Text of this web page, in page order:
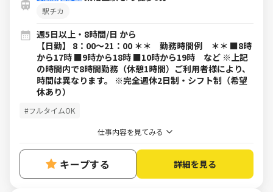
駅チカ
週5日以上・8時間/日 から
【日勤】 8：00～21：00 ＊＊ 勤務時間例 ＊＊ ■8時
から17時 ■9時から18時 ■10時から19時 など ※上記
の時間内で8時間勤務（休憩1時間）ご利用者様により、
時間は異なります。 ※完全週休2日制・シフト制（希望
休あり）
#フルタイムOK
仕事内容を見てみる
キープする 詳細を見る